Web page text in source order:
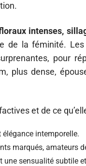
intenses,
de la féminité.
pour
plus dense,
et de ce
élégance intemporelle.
marqués, amateurs
une sensualité subtile